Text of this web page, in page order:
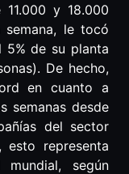
y 18.000
semana, le tocó
de su planta
De hecho,
en cuanto a
semanas desde
del sector
esto representa
según